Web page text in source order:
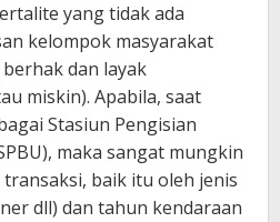
yang tidak ada
kelompok masyarakat
dan layak
miskin). Apabila, saat
Stasiun Pengisian
maka sangat mungkin
baik itu oleh jenis
dll) dan tahun kendaraan